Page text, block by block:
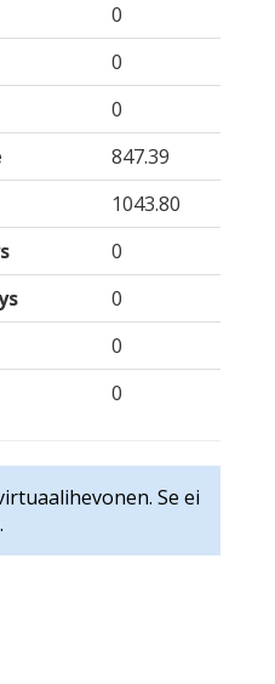
0
0
0
847.39
1043.80
0
0
0
0
Se ei